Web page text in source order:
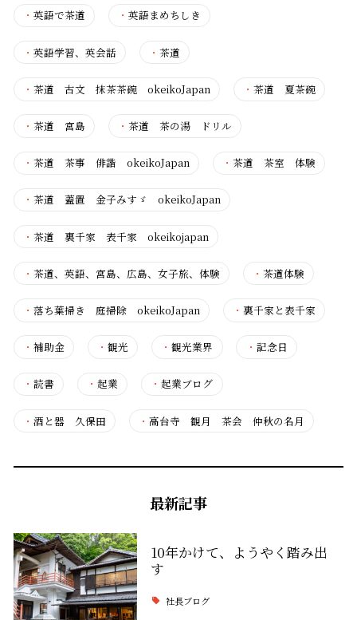
・ 英語で茶道 ・英語まめちしき
・ 英語学習、英会話 ・茶道
・ 茶道 古文 抹茶茶碗 okeikoJapan ・茶道 夏茶碗
・ 茶道 宮島 ・茶道 茶の湯 ドリル
・ 茶道 茶事 俳諧 okeikoJapan ・茶道 茶室 体験
・ 茶道 蓋置 金子みすゞ okeikoJapan
・ 茶道 裏千家 表千家 okeikojapan
・ 茶道、英語、宮島、広島、女子旅、体験 ・茶道体験
・ 落ち葉掃き 庭掃除 okeikoJapan ・裏千家と表千家
・ 補助金 ・観光 ・観光業界 ・ 記念日
・ 読書 ・起業 ・起業ブログ
・ 酒と器 久保田 ・高台寺 観月 茶会 仲秋の名月
最新記事
10年かけて、ようやく踏み出
す
社長ブログ